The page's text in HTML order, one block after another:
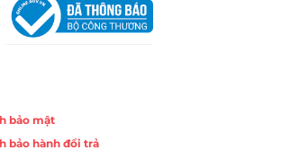
bảo mật
bảo hành đổi trả